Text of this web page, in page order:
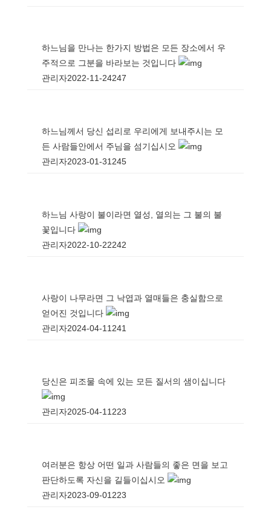
하느님을 만나는 한가지 방법은 모든 장소에서 우
주적으로 그분을 바라보는 것입니다
관리자2022-11-24247
하느님께서 당신 섭리로 우리에게 보내주시는 모
든 사람들안에서 주님을 섬기십시오
관리자2023-01-31 245
하느님 사랑이 불이라면 열성, 열의는 그 불의 불
꽃입니다
관리자2022-10-22242
사랑이 나무라면 그 낙엽과 열매들은 충실함으로
얻어진 것입니다
관리자2024-04-11 241
당신은 피조물 속에 있는 모든 질서의 샘이십니다
관리자2025-04-11 223
여러분은 항상 어떤 일과 사람들의 좋은 면을 보고
판단하도록 자신을 길들이십시오
관리자2023-09-01 223